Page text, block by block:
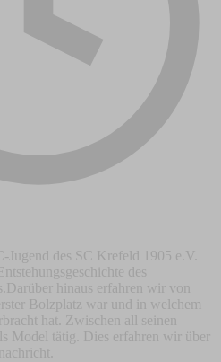
Jugend des SC Krefeld 1905 e.V.
des
hinaus erfahren wir von
Bolzplatz war und in welchem
hat. Zwischen all seinen
Model tätig. Dies erfahren wir über